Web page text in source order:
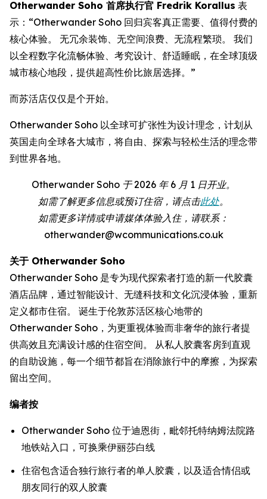
Otherwander Soho 首席执行官 Fredrik Korallus 表
示：“Otherwander Soho 回归宾客真正需要、值得付费的
核心体验。 无冗余装饰、无空间浪费、无流程繁琐。 我们
以全程数字化流畅体验、考究设计、舒适睡眠，在全球顶级
城市核心地段，提供超高性价比旅居选择。”
而苏活店仅仅是个开始。
Otherwander Soho 以全球可扩张性为设计理念，计划从
英国走向全球各大城市，将自由、探索与轻松生活的理念带
到世界各地。
Otherwander Soho 于 2026 年 6 月 1 日开业。
如需了解更多信息或预订住宿，请点击此处。
如需更多详情或申请媒体体验入住，请联系：
otherwander@wcommunications.co.uk
关于 Otherwander Soho
Otherwander Soho 是专为现代探索者打造的新一代胶囊
酒店品牌，通过智能设计、无缝科技和文化沉浸体验，重新
定义都市住宿。 诞生于伦敦苏活区核心地带的
Otherwander Soho，为更重视体验而非奢华的旅行者提
供高效且充满设计感的住宿空间。 从私人胶囊客房到直观
的自助设施，每一个细节都旨在消除旅行中的摩擦，为探索
留出空间。
编者按
Otherwander Soho 位于迪恩街，毗邻托特纳姆法院路
地铁站入口，可换乘伊丽莎白线
住宿包含适合独行旅行者的单人胶囊，以及适合情侣或
朋友同行的双人胶囊